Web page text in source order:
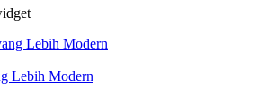
Lebih Modern